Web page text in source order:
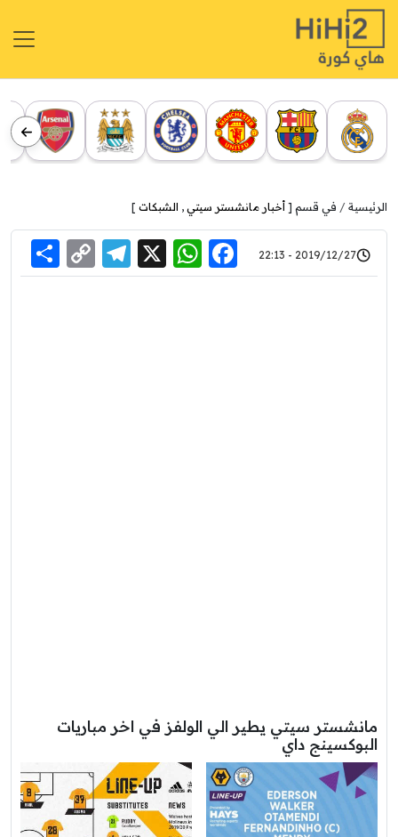
الرئيسية في قسم [ أخبار مانشستر سيتي , الشبكات ]
2019/12/27 - 22:13
Facebook
WhatsApp
X
Link
مانشستر سيتي يطير الي الولفز في اخر مباريات
البوكسينج داي